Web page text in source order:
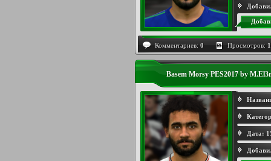
Комментариев: 0 Просмотров:
Basem Morsy PES2017 by
Дата: